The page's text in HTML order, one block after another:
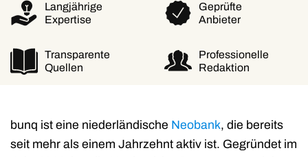
Langjährige
Expertise
Geprüfte
Anbieter
Transparente
Quellen
Professionelle
Redaktion
bunq ist eine niederländische Neobank, die bereits
seit mehr als einem Jahrzehnt aktiv ist. Gegründet im